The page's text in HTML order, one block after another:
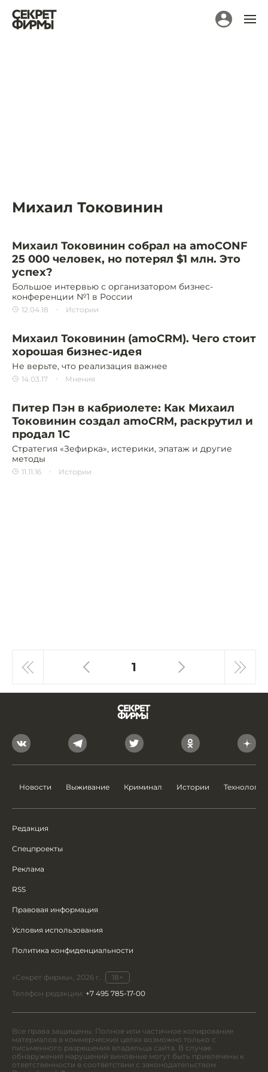
Михаил Токовинин
Михаил Токовинин собрал на amoCONF
25 000 человек, но потерял $1 млн. Это
успех?
Большое интервью с организатором бизнес-
конференции №1 в России
12.04.18 Истории
Михаил Токовинин (amoCRM). Чего стоит
хорошая бизнес-идея
Не верьте, что реализация важнее
14.03.17 Мнения
Питер Пэн в кабриолете: Как Михаил
Токовинин создал amoCRM, раскрутил и
продал 1С
Стратегия «Зефирка», истерики, эпатаж и другие
методы
11.11.16 Истории
1
Новости Выживание Криминал Истории Технологии
Редакция
Спецпроекты
Реклама
RSS
Правовая информация
Условия использования
Политика конфиденциальности
«Секрет фирмы», 2026 г.
18+
Телефон редакции: +7 495 785-17-00
Все права защищены. Полное или частичное копирование
материалов в коммерческих целях возможно только с
письменного разрешения владельца сайта. В случае
обнаружения нарушений виновные могут быть привлечены к
ответственности в соответствии с законодательством